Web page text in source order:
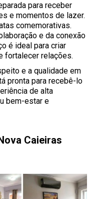
para receber
e momentos de lazer.
comemorativas.
e da conexão
é ideal para criar
fortalecer relações.
e a qualidade em
pronta para recebê-lo
de alta
bem-estar e
Caieiras